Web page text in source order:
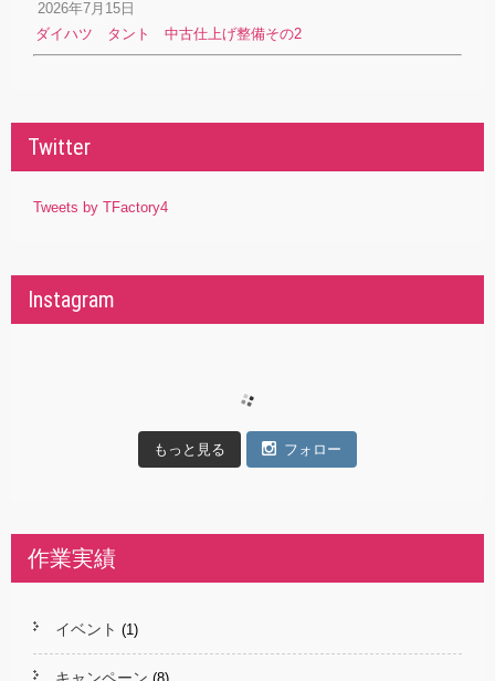
2026年7月15日
ダイハツ タント 中古仕上げ整備その2
Twitter
Tweets by TFactory4
Instagram
もっと見る フォロー
作業実績
イベント (1)